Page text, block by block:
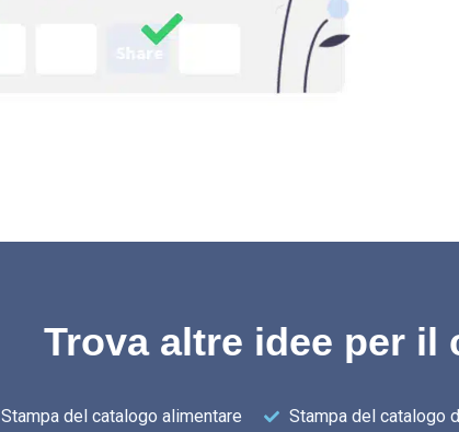
Trova altre idee per il
Stampa del catalogo alimentare Stampa del catalogo